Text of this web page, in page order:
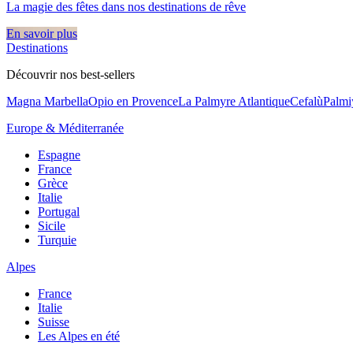
La magie des fêtes dans nos destinations de rêve​
En savoir plus
Destinations
Découvrir nos best-sellers
Magna MarbellaOpio en ProvenceLa Palmyre AtlantiqueCefalù
Europe & Méditerranée
Espagne
France
Grèce
Italie
Portugal
Sicile
Turquie
Alpes
France
Italie
Suisse
Les Alpes en été